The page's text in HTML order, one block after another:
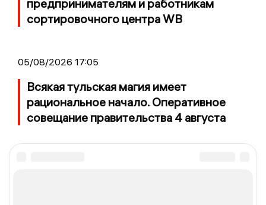
предпринимателям и работникам
сортировочного центра WB
05/08/2026 17:05
Всякая тульская магия имеет
рациональное начало. Оперативное
совещание правительства 4 августа